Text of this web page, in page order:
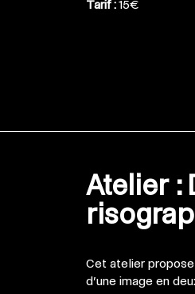
Tarif :15€
Atelier :
Cet atelier
d’une image en